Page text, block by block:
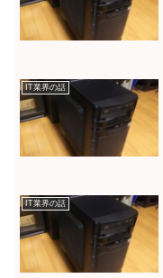
IT業界の話
IT業界の話